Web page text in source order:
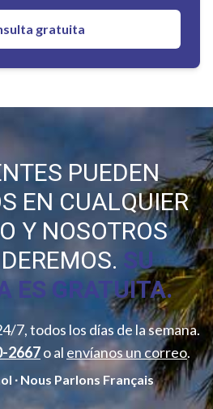
gratuita
PUEDEN
EN CUALQUIER
Y NOSOTROS
SU
ES GRATUITA.
7, todos los días de la semana.
2667o al envíanos un correo.
∙ Nous Parlons Français